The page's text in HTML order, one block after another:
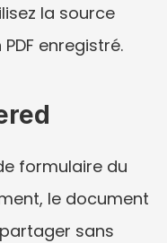
la source
enregistré.
formulaire du
le document
sans